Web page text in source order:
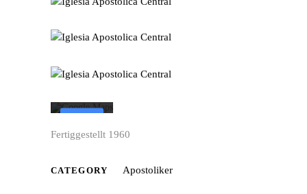
Mit dem Laden der
Datenschutzerklärung
von Google.
Maps immer
Fertiggestellt 1960
CATEGORY Apostoliker